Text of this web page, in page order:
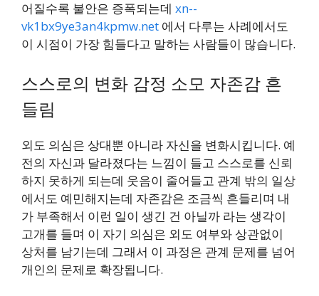
어질수록 불안은 증폭되는데 xn--
vk1bx9ye3an4kpmw.net 에서 다루는 사례에서도
이 시점이 가장 힘들다고 말하는 사람들이 많습니다.
스스로의 변화 감정 소모 자존감 흔
들림
외도 의심은 상대뿐 아니라 자신을 변화시킵니다. 예
전의 자신과 달라졌다는 느낌이 들고 스스로를 신뢰
하지 못하게 되는데 웃음이 줄어들고 관계 밖의 일상
에서도 예민해지는데 자존감은 조금씩 흔들리며 내
가 부족해서 이런 일이 생긴 건 아닐까 라는 생각이
고개를 들며 이 자기 의심은 외도 여부와 상관없이
상처를 남기는데 그래서 이 과정은 관계 문제를 넘어
개인의 문제로 확장됩니다.